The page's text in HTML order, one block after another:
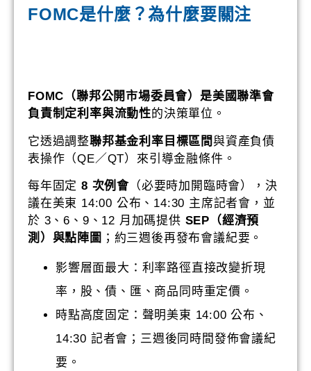
FOMC是什麼？為什麼要關注
FOMC（聯邦公開市場委員會）是美國聯準會
負責制定利率與流動性的決策單位。
它透過調整聯邦基金利率目標區間與資產負債
表操作（QE／QT）來引導金融條件。
每年固定 8 次例會 （必要時加開臨時會），決
議在美東 14:00 公布、14:30 主席記者會，並
於 3、6、9、12 月加碼提供 SEP（經濟預
測）與點陣圖 ；約三週後再發布會議紀要。
影響層面最大：利率路徑直接改變折現
率，股、債、匯、商品同時重定價。
時點高度固定：聲明美東 14:00 公布、
14:30 記者會；三週後同時間發佈會議紀
要。